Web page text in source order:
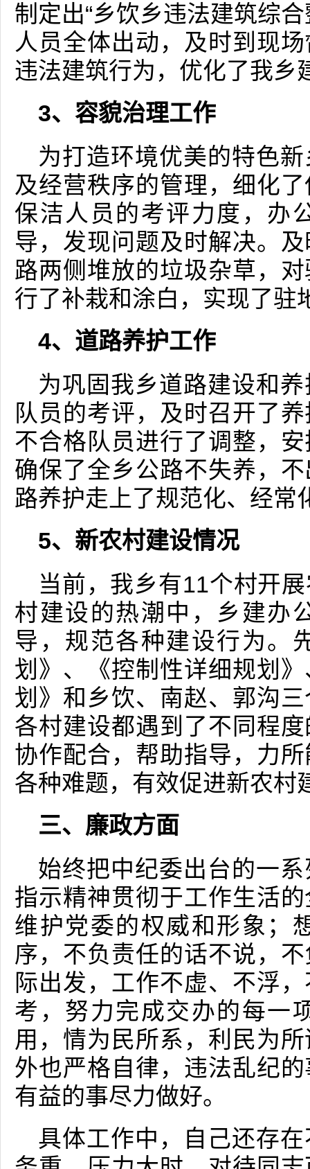
制定出“乡饮乡违法建筑综
人员全体出动，及时到现
违法建筑行为，优化了我乡
3、容貌治理工作
为打造环境优美的特色
及经营秩序的管理，细化
保洁人员的考评力度，办
导，发现问题及时解决。
路两侧堆放的垃圾杂草，
行了补栽和涂白，实现了驻
4、道路养护工作
为巩固我乡道路建设和
队员的考评，及时召开了
不合格队员进行了调整，
确保了全乡公路不失养，
路养护走上了规范化、经常
5、新农村建设情况
当前，我乡有11个村开
村建设的热潮中，乡建办
导，规范各种建设行为。
划》、《控制性详细规划
划》和乡饮、南赵、郭沟
各村建设都遇到了不同程
协作配合，帮助指导，力
各种难题，有效促进新农村
三、廉政方面
始终把中纪委出台的一
指示精神贯彻于工作生活
维护党委的权威和形象；
序，不负责任的话不说，
际出发，工作不虚、不浮
考，努力完成交办的每一
用，情为民所系，利民为
外也严格自律，违法乱纪
有益的事尽力做好。
具体工作中，自己还存